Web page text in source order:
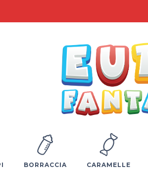
BORRACCIA CARAMELLE